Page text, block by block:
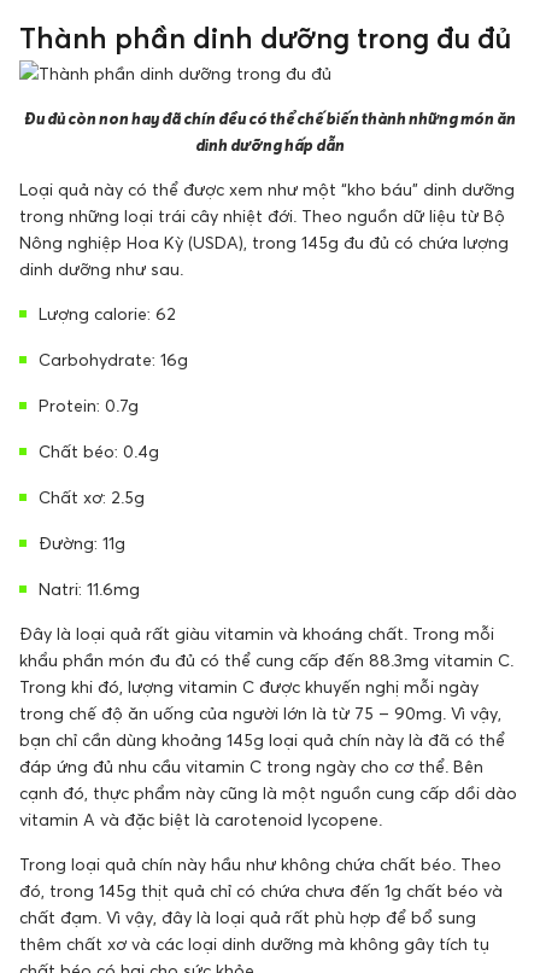
Thành phần dinh dưỡng trong đu đủ
Đu đủ còn non hay đã chín đều có thể chế biến thành những món ăn
dinh dưỡng hấp dẫn
Loại quả này có thể được xem như một “kho báu” dinh dưỡng
trong những loại trái cây nhiệt đới. Theo nguồn dữ liệu từ Bộ
Nông nghiệp Hoa Kỳ (USDA), trong 145g đu đủ có chứa lượng
dinh dưỡng như sau.
Lượng calorie: 62
Carbohydrate: 16g
Protein: 0.7g
Chất béo: 0.4g
Chất xơ: 2.5g
Đường: 11g
Natri: 11.6mg
Đây là loại quả rất giàu vitamin và khoáng chất. Trong mỗi
khẩu phần món đu đủ có thể cung cấp đến 88.3mg vitamin C.
Trong khi đó, lượng vitamin C được khuyến nghị mỗi ngày
trong chế độ ăn uống của người lớn là từ 75 – 90mg. Vì vậy,
bạn chỉ cần dùng khoảng 145g loại quả chín này là đã có thể
đáp ứng đủ nhu cầu vitamin C trong ngày cho cơ thể. Bên
cạnh đó, thực phẩm này cũng là một nguồn cung cấp dồi dào
vitamin A và đặc biệt là carotenoid lycopene.
Trong loại quả chín này hầu như không chứa chất béo. Theo
đó, trong 145g thịt quả chỉ có chứa chưa đến 1g chất béo và
chất đạm. Vì vậy, đây là loại quả rất phù hợp để bổ sung
thêm chất xơ và các loại dinh dưỡng mà không gây tích tụ